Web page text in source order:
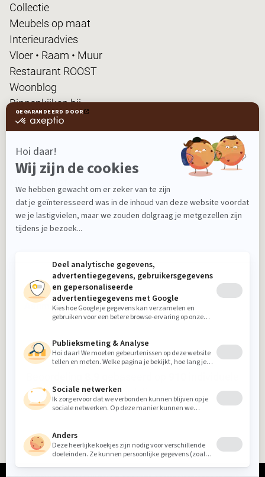
Collectie
Meubels op maat
Interieuradvies
Vloer • Raam • Muur
Restaurant ROOST
Woonblog
Binnenkijken bij...
FanPas
Ontvang nieuws, tips en de laatste acties!
Aanmelden
klantbeoordelingen op
5-sterrenspecialist